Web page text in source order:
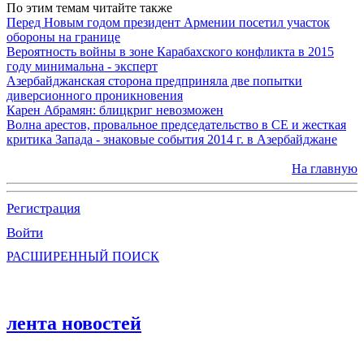
По этим темам читайте также
Перед Новым годом президент Армении посетил участок
обороны на границе
Вероятность войны в зоне Карабахского конфликта в 2015
году минимальна - эксперт
Азербайджанская сторона предприняла две попытки
диверсионного проникновения
Карен Абрамян: блицкриг невозможен
Волна арестов, провальное председательство в СЕ и жесткая
критика Запада - знаковые события 2014 г. в Азербайджане
На главную
Регистрация
Войти
РАСШИРЕННЫЙ ПОИСК
лента новостей